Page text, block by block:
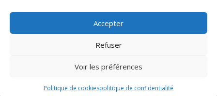
Accepter
Refuser
Voir les préférences
Politique de cookiespolitique de confidentialité
© 2026 M Development–Mentions légales